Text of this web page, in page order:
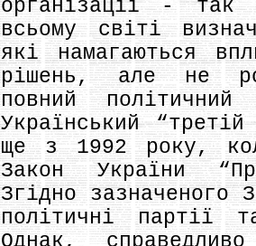
організації - так
всьому світі
які намагаються
рішень, але не
повний
Український
ще з 1992 року,
Закон України
Згідно зазначеного
політичні партії